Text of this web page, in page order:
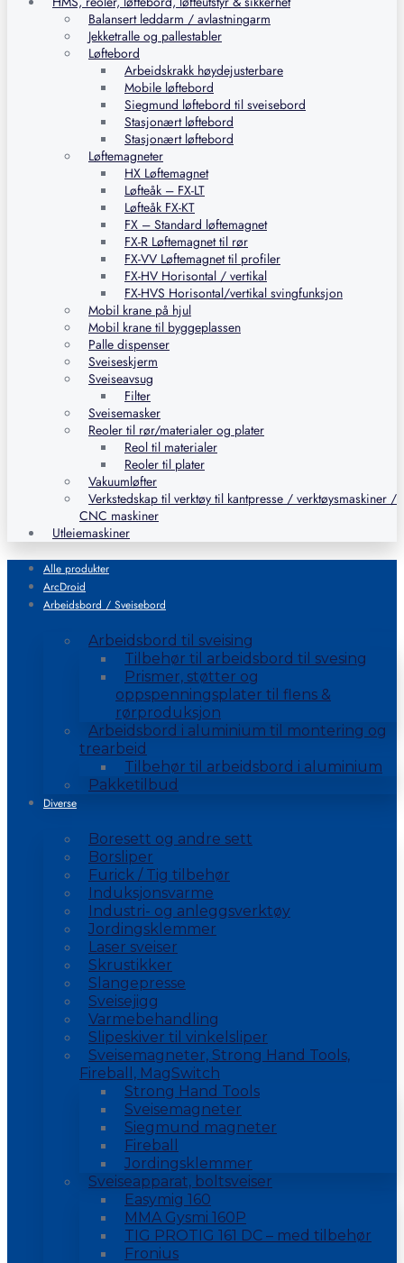
Balansert leddarm / avlastningarm
Jekketralle og pallestabler
Løftebord
Arbeidskrakk høydejusterbare
Mobile løftebord
Siegmund løftebord til sveisebord
Stasjonært løftebord
Stasjonært løftebord
Løftemagneter
HX Løftemagnet
Løfteåk – FX-LT
Løfteåk FX-KT
FX – Standard løftemagnet
FX-R Løftemagnet til rør
FX-VV Løftemagnet til profiler
FX-HV Horisontal / vertikal
FX-HVS Horisontal/vertikal svingfunksjon
Mobil krane på hjul
Mobil krane til byggeplassen
Palle dispenser
Sveiseskjerm
Sveiseavsug
Filter
Sveisemasker
Reoler til rør/materialer og plater
Reol til materialer
Reoler til plater
Vakuumløfter
Verkstedskap til verktøy til kantpresse / verktøysmaskiner /
CNC maskiner
Utleiemaskiner
Alle produkter
ArcDroid
Arbeidsbord / Sveisebord
Arbeidsbord til sveising
Tilbehør til arbeidsbord til svesing
Prismer, støtter og
oppspenningsplater til flens &
rørproduksjon
Arbeidsbord i aluminium til montering og
trearbeid
Tilbehør til arbeidsbord i aluminium
Pakketilbud
Diverse
Boresett og andre sett
Borsliper
Furick / Tig tilbehør
Induksjonsvarme
Industri- og anleggsverktøy
Jordingsklemmer
Laser sveiser
Skrustikker
Slangepresse
Sveisejigg
Varmebehandling
Slipeskiver til vinkelsliper
Sveisemagneter, Strong Hand Tools,
Fireball, MagSwitch
Strong Hand Tools
Sveisemagneter
Siegmund magneter
Fireball
Jordingsklemmer
Sveiseapparat, boltsveiser
Easymig 160
MMA Gysmi 160P
TIG PROTIG 161 DC – med tilbehør
Fronius